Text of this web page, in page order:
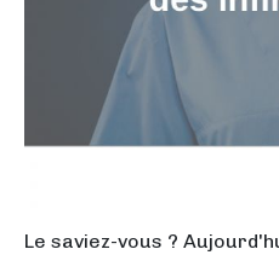
Le saviez-vous ?